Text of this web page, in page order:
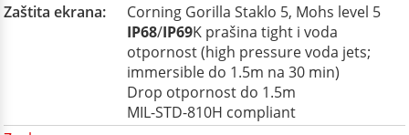
Zaštita ekrana:
Corning Gorilla Staklo 5, Mohs level 5
IP68/IP69K prašina tight i voda
otpornost (high pressure voda jets;
immersible do 1.5m na 30 min)
Drop otpornost do 1.5m
MIL-STD-810H compliant